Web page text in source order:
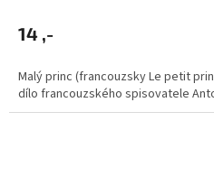
14 ,-
Malý princ (francouzsky Le petit
dílo francouzského spisovatele